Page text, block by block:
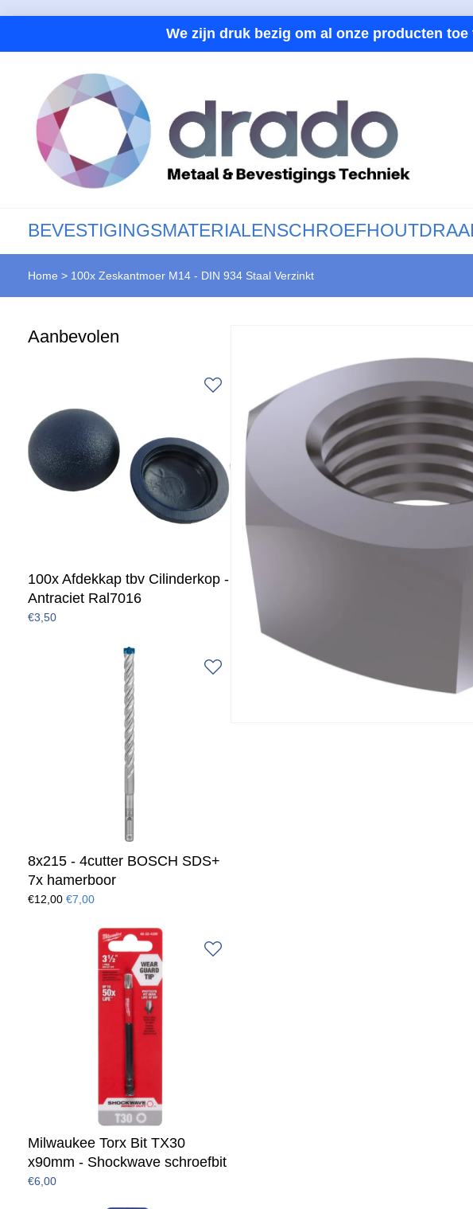
We zijn druk bezig om al onze producten
BEVESTIGINGSMATERIALENSCHROEF
Home > 100x Zeskantmoer M14 - DIN 934 Staal Verzinkt
Aanbevolen
100x Afdekkap tbv Cilinderkop -
Antraciet Ral7016
€3,50
8x215 - 4cutter BOSCH SDS+
7x hamerboor
€12,00 €7,00
Milwaukee Torx Bit TX30
x90mm - Shockwave schroefbit
€6,00